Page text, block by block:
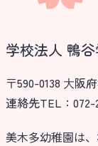
学校法人 鴨
〒590-0138 ⼤阪
連絡先TEL：072-
美木多幼稚園は
お知らせ
今日の
園児募